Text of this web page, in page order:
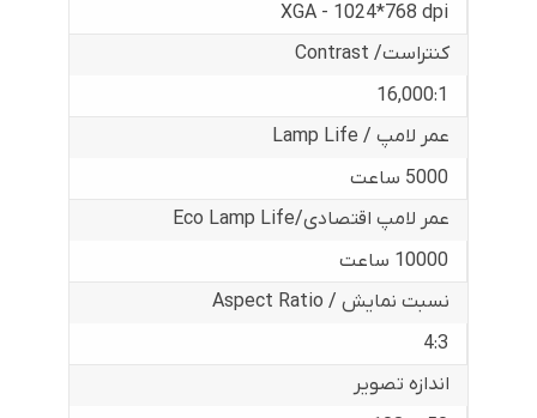
XGA - 1024*768 dpi
کنتراست/ Contrast
16,000:1
عمر لامپ / Lamp Life
5000 ساعت
عمر لامپ اقتصادی/Eco Lamp Life
10000 ساعت
نسبت نمایش / Aspect Ratio
4:3
اندازه تصویر